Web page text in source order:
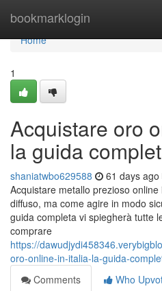
bookmarklogin
Home
Home
1
Acquistare oro
la guida
shaniatwbo629588 61 days ago
Acquistare metallo prezioso
diffuso, ma come agire in modo
guida completa vi spiegherà tutte
comprare
https://
oro-online-in-italia-la-guida-
Comments
Who